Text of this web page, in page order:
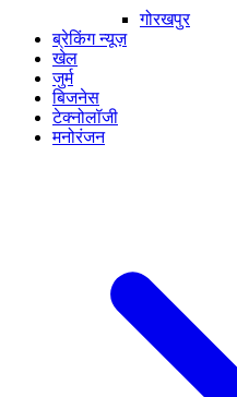
गोरखपुर
ब्रेकिंग न्यूज़
खेल
जुर्म
बिजनेस
टेक्नोलॉजी
मनोरंजन